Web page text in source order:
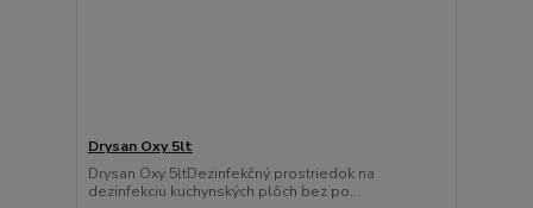
Drysan Oxy 5lt
Drysan Oxy 5ltDezinfekčný prostriedok na
dezinfekciu kuchynských plôch bez po...